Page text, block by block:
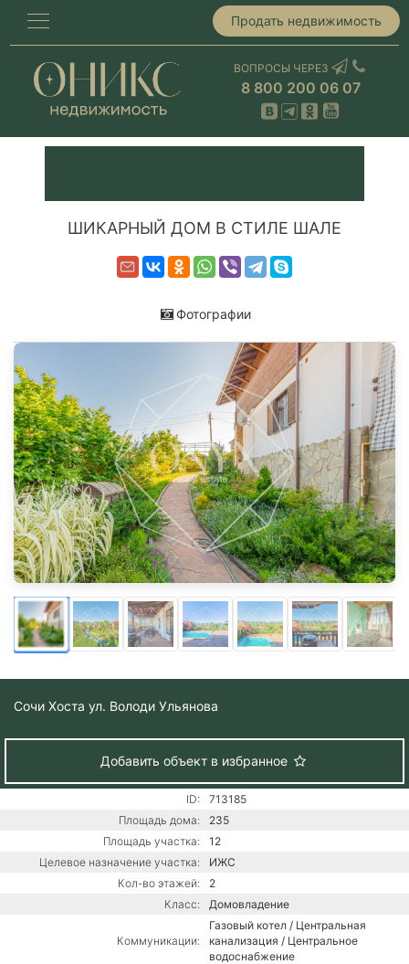
Продать недвижимость
ВОПРОСЫ ЧЕРЕЗ
8 800 200 06 07
ШИКАРНЫЙ ДОМ В СТИЛЕ ШАЛЕ
Фотографии
Сочи Хоста ул. Володи Ульянова
Добавить объект в избранное
ID:
713185
Площадь дома:
235
Площадь участка:
12
Целевое назначение участка:
ИЖС
Кол-во этажей:
2
Класс:
Домовладение
Коммуникации:
Газовый котел / Центральная
канализация / Центральное
водоснабжение